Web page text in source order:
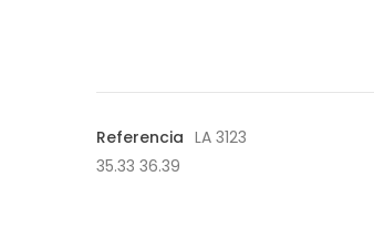
Referencia LA 3123
35.33 36.39